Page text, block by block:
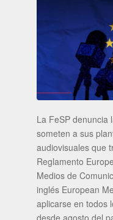
La FeSP denuncia
someten a sus
audiovisuales que
Reglamento
Medios de
inglés European
aplicarse en todos